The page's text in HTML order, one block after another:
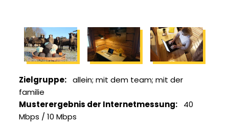
Zielgruppe allein mit dem team mit der
familie
Musterergebnis der Internetmessung
40
Mbps / 10 Mbps